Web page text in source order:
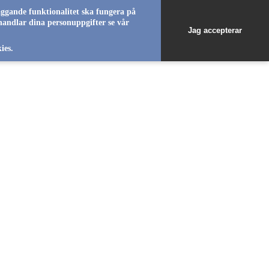
funktionalitet ska fungera på
dina personuppgifter se vår
Jag accepterar